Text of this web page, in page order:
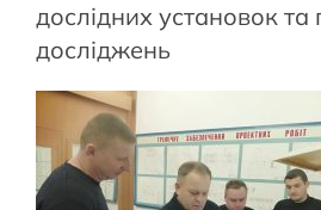
дослідних установок
досліджень